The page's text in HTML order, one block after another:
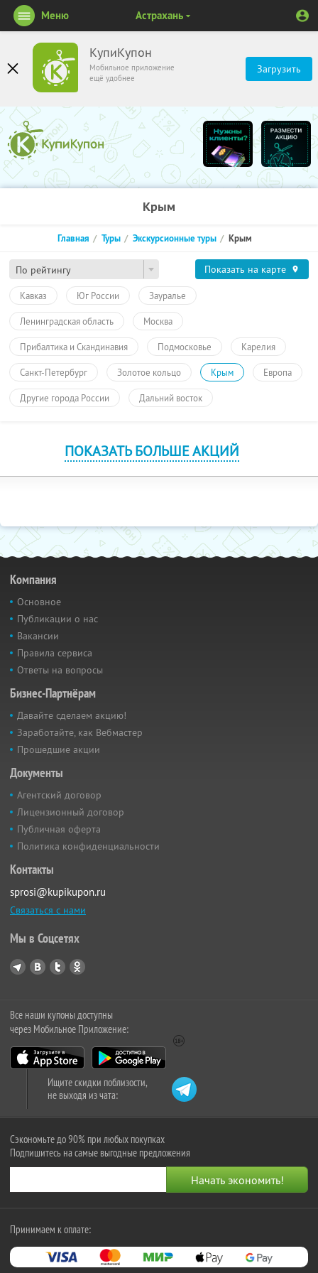
КупиКупон
Мобильное приложение
ещё удобнее
Загрузить
Меню Астрахань
Крым
По рейтингу
Главная Туры Экскурсионные туры Крым
Показать на карте
Кавказ Юг России Зауралье
Ленинградская область Москва
Прибалтика и Скандинавия Подмосковье Карелия
Санкт-Петербург Золотое кольцо Крым Европа
Другие города России Дальний восток
ПОКАЗАТЬ БОЛЬШЕ АКЦИЙ
Компания
Основное
Публикации о нас
Вакансии
Правила сервиса
Ответы на вопросы
Бизнес-Партнёрам
Давайте сделаем акцию!
Заработайте, как Вебмастер
Прошедшие акции
Документы
Агентский договор
Лицензионный договор
Публичная оферта
Политика конфиденциальности
Контакты
sprosi@kupikupon.ru
Связаться с нами
Мы в Соцсетях
Все наши купоны доступны
через Мобильное Приложение:
Ищите скидки поблизости,
не выходя из чата:
Сэкономьте до 90% при любых покупках
Подпишитесь на самые выгодные предложения
Принимаем к оплате: